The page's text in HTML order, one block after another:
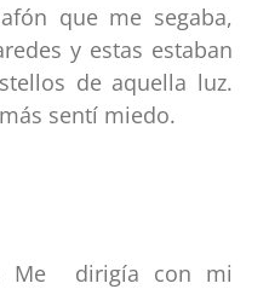
que me segaba,
y estas estaban
de aquella luz.
sentí miedo.
Me dirigía con mi